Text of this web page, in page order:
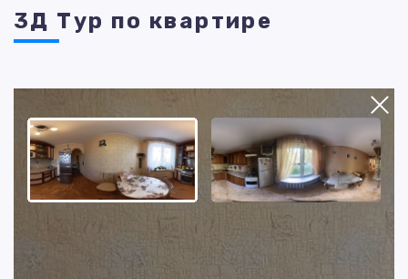
3Д Тур по квартире